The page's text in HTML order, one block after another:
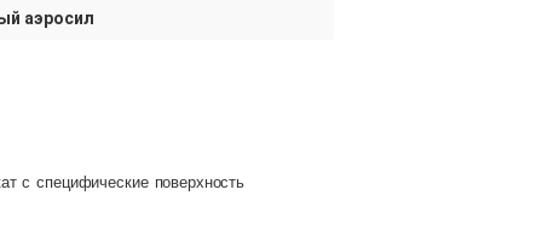
аэросил
с специфические поверхность